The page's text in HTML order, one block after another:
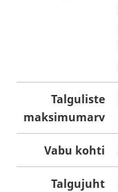
Talguliste
maksimumarv
Vabu kohti
Talgujuht